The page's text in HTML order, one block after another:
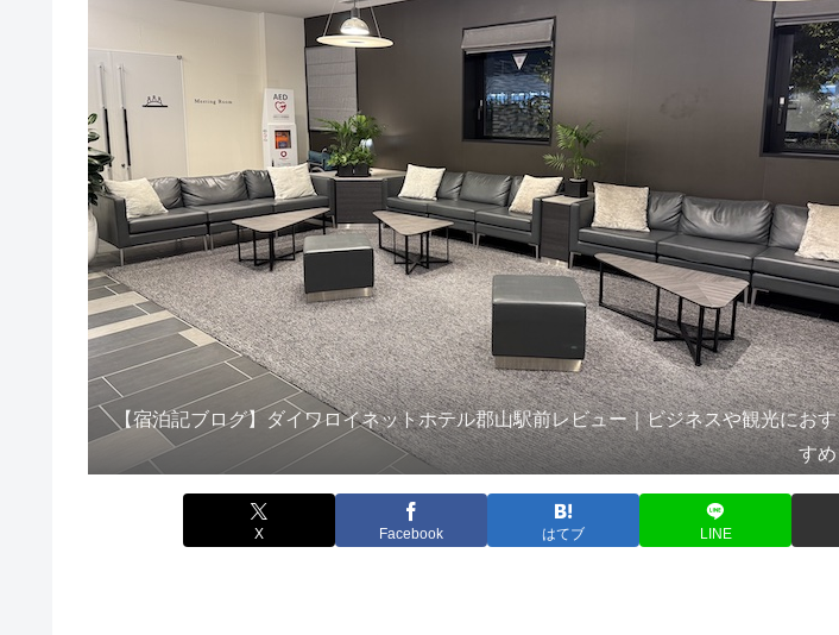
【宿泊記ブログ】ダイワロイネットホテル郡山駅前レビュー｜ビジネスや観光におす
すめ
X Facebook はてブ LINE